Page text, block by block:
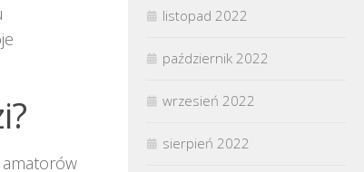
listopad 2022
październik 2022
wrzesień 2022
sierpień 2022